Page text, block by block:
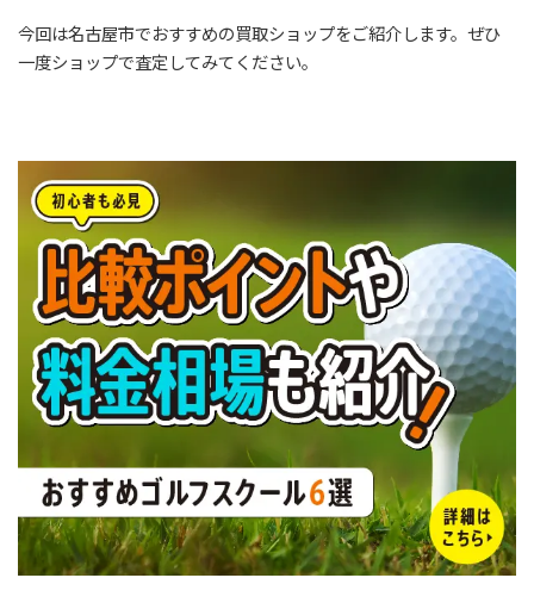
今回は名古屋市でおすすめの買取ショップをご紹介します。ぜひ
一度ショップで査定してみてください。